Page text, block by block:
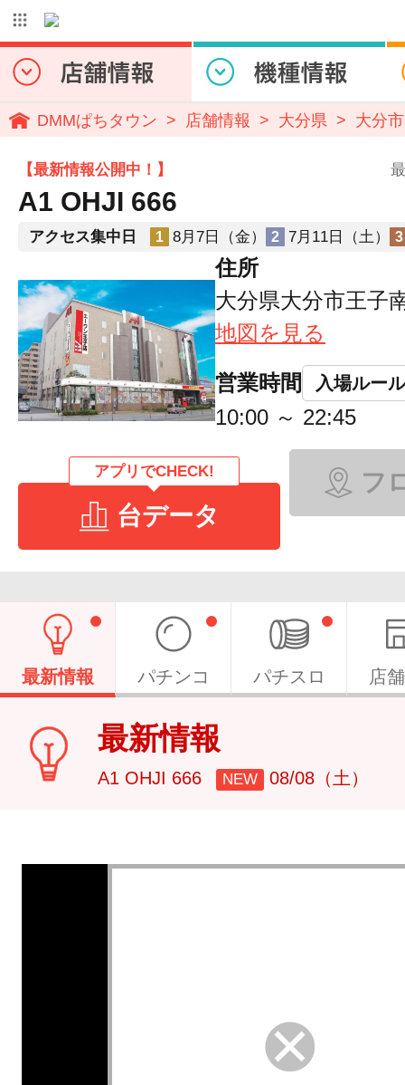
DMMぱちタウン 店舗情報 大分県 大分市
【最新情報公開中！】
A1 OHJI 666
アクセス集中日 1 8月7日（金） 2 7月11日（土） 3
住所
大分県大分市王子
地図を見る
営業時間 入場ルール
10:00 ～ 22:45
アプリでCHECK!
台データ
フ
最新情報 パチンコ パチスロ 店
最新情報
A1 OHJI 666 NEW 08/08（土）